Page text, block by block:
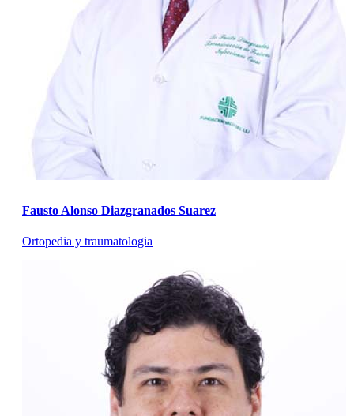
Fausto Alonso Diazgranados Suarez
Ortopedia y traumatologia